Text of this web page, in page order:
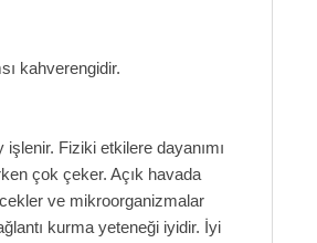
kahverengidir.
işlenir. Fiziki etkilere dayanımı
çok çeker. Açık havada
ve mikroorganizmalar
kurma yeteneği iyidir. İyi